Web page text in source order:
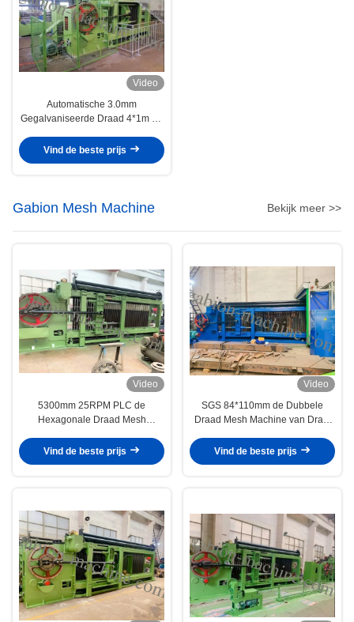
Video
Automatische 3.0mm
Gegalvaniseerde Draad 4*1m de
Palmuur
Vind de beste prijs
Gabion Mesh Machine Bekijk meer >>
Video
5300mm 25RPM PLC de
Hexagonale Draad Mesh
Vind de beste prijs
Video
SGS 84*110mm de Dubbele
Draad Mesh Machine van Draai
Vind de beste prijs